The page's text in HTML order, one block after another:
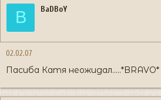
B BaDBoY
02.02.07
Пасиба Катя неожидал.....*BRAVO*